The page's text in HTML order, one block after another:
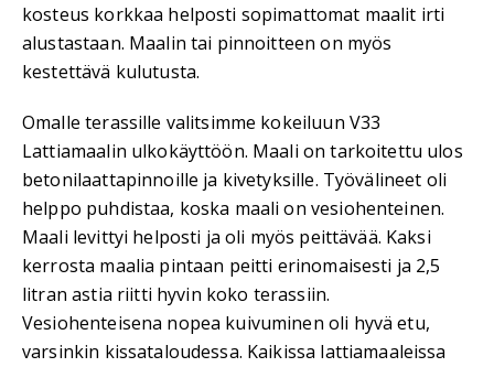
kosteus korkkaa helposti sopimattomat maalit irti
alustastaan. Maalin tai pinnoitteen on myös
kestettävä kulutusta.
Omalle terassille valitsimme kokeiluun V33
Lattiamaalin ulkokäyttöön. Maali on tarkoitettu ulos
betonilaattapinnoille ja kivetyksille. Työvälineet oli
helppo puhdistaa, koska maali on vesiohenteinen.
Maali levittyi helposti ja oli myös peittävää. Kaksi
kerrosta maalia pintaan peitti erinomaisesti ja 2,5
litran astia riitti hyvin koko terassiin.
Vesiohenteisena nopea kuivuminen oli hyvä etu,
varsinkin kissataloudessa. Kaikissa lattiamaaleissa